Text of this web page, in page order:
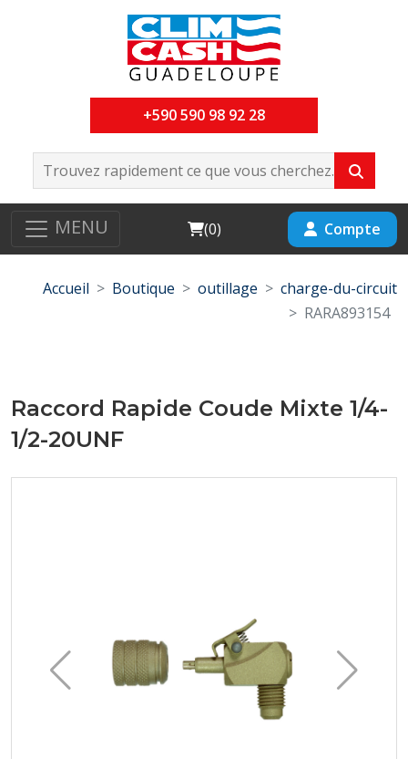
+590 590 98 92 28
MENU Cart
(0) Compte
Accueil Boutique outillage
charge-du-circuit
RARA893154
Raccord Rapide Coude Mixte 1/4-
1/2-20UNF